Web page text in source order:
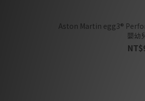
Aston Martin egg3®
嬰幼